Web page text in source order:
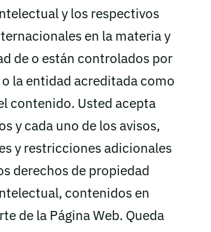
y los respectivos
en la materia y
de o están controlados por
o la entidad acreditada como
contenido. Usted acepta
y cada uno de los avisos,
y restricciones adicionales
derechos de propiedad
contenidos en
de la Página Web. Queda